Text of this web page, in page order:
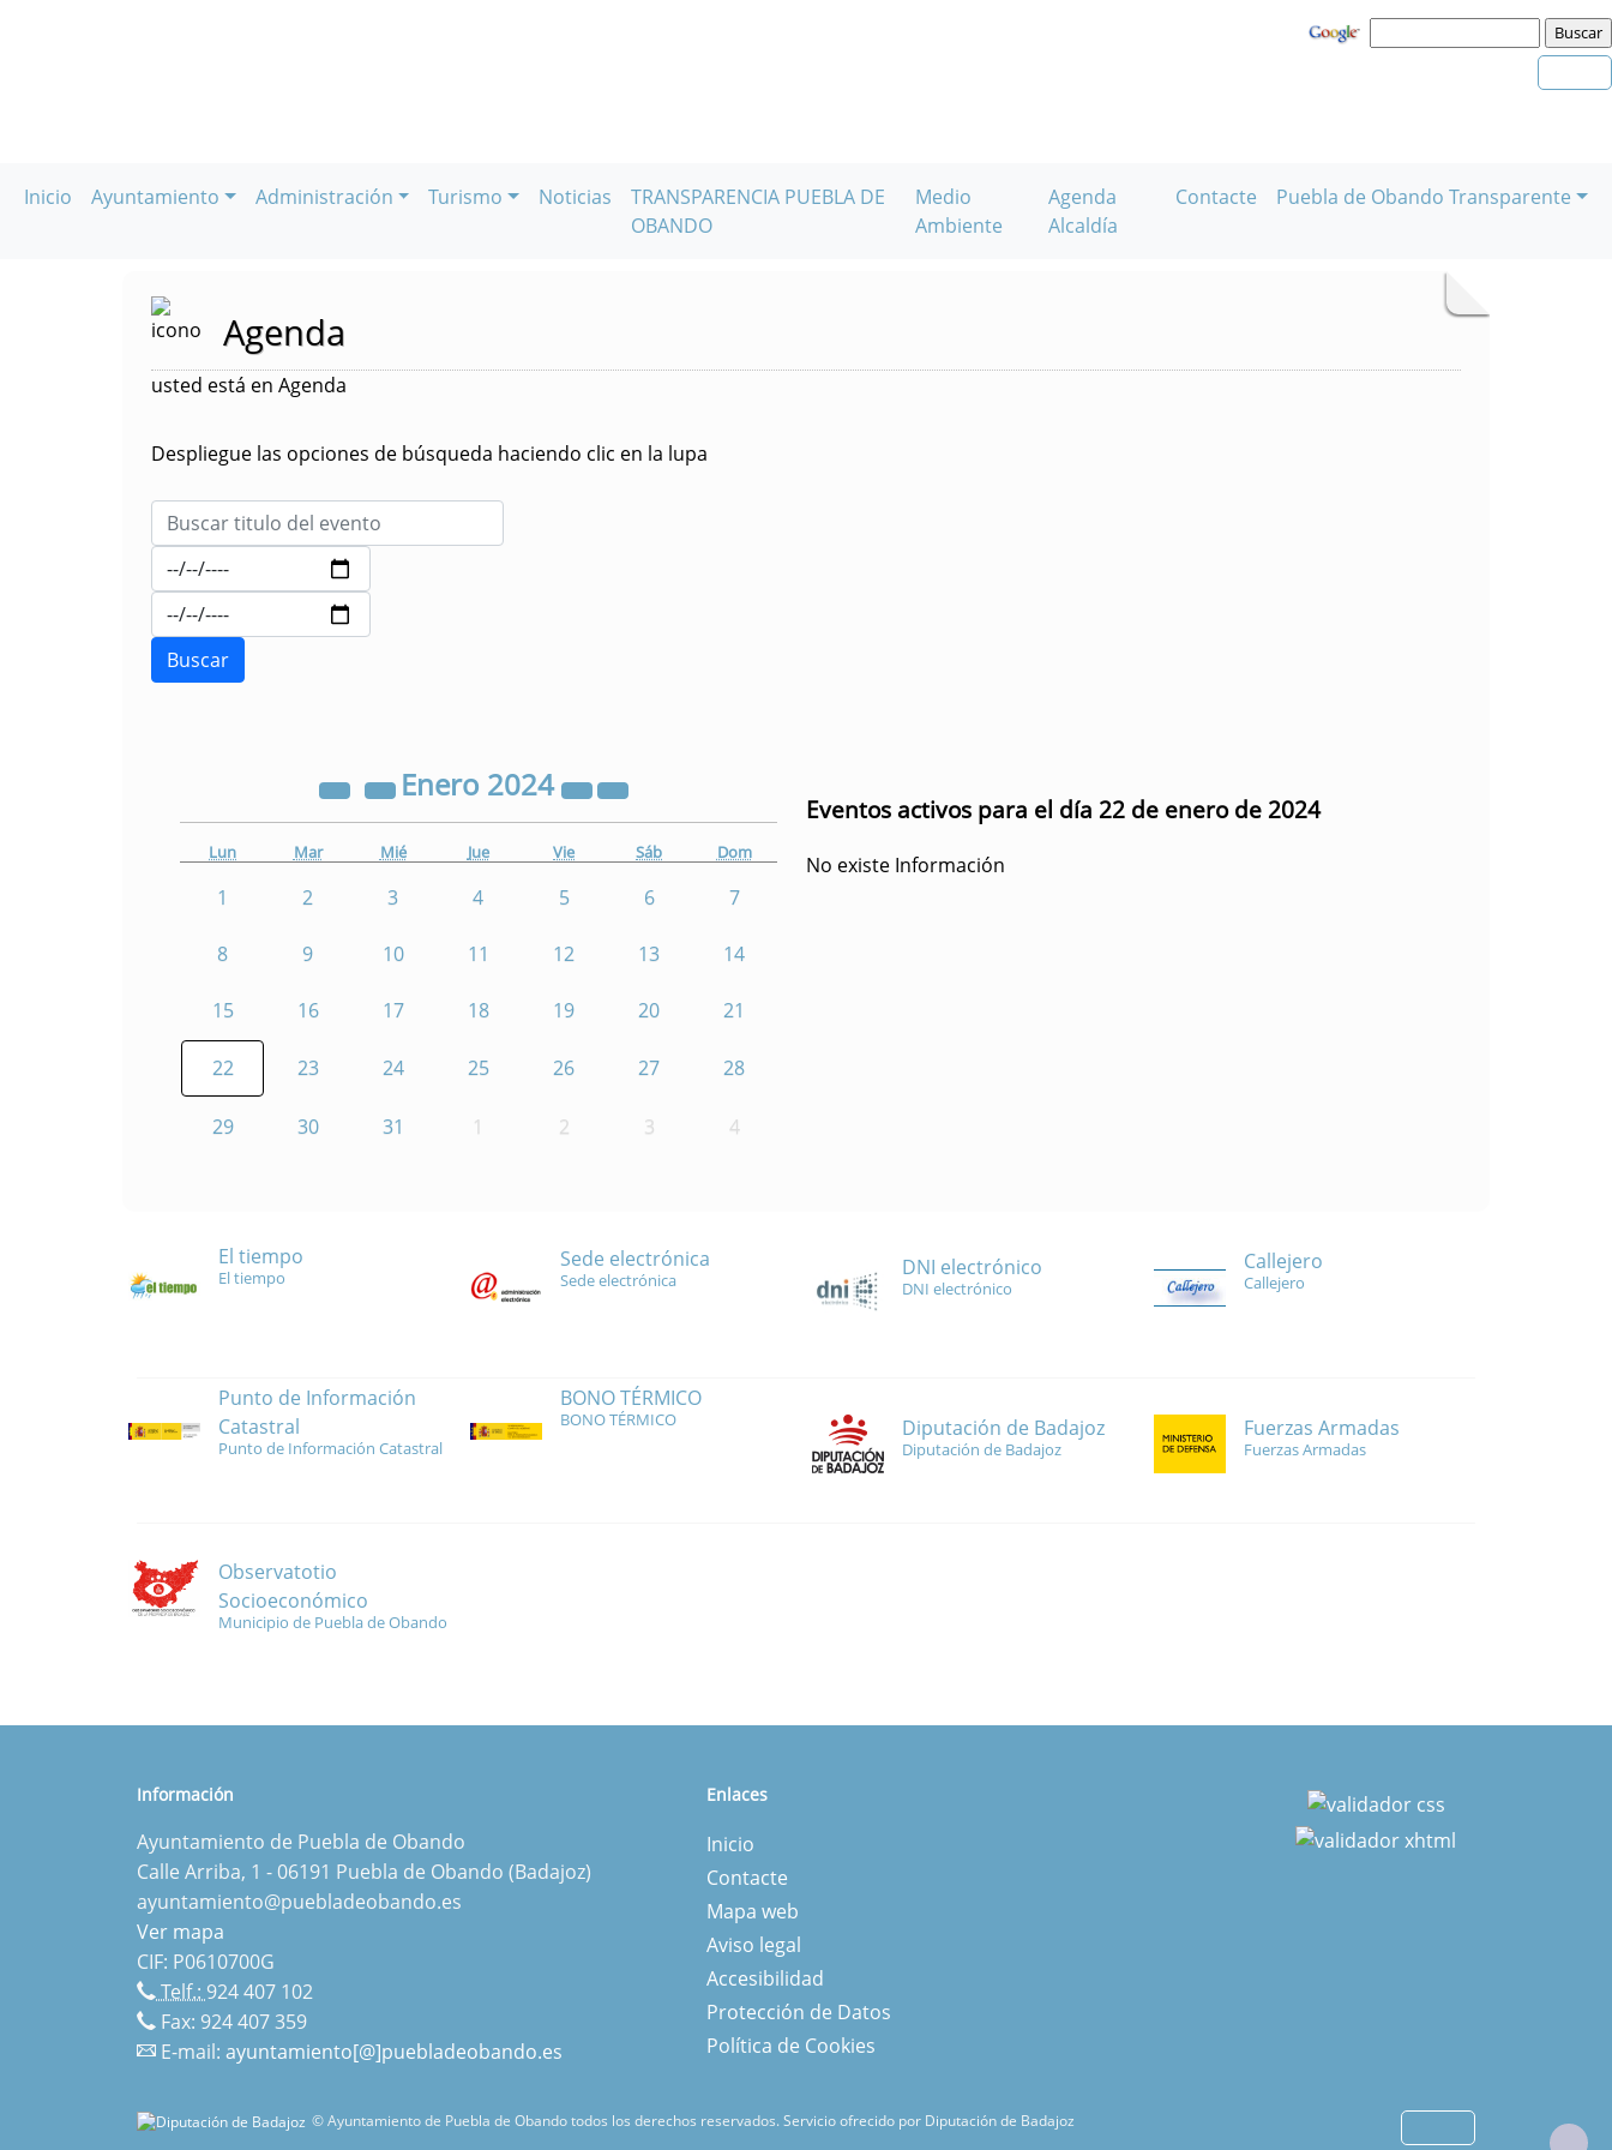
Inicio Ayuntamiento Administración Turismo Noticias
TRANSPARENCIA PUEBLA DE
OBANDO
Medio
Ambiente
Agenda
Alcaldía
Contacte Puebla de Obando Transparente
Agenda
usted está en Agenda
Despliegue las opciones de búsqueda haciendo clic en la lupa
Enero 2024
Lun Mar Mié Jue Vie Sáb Dom
1 2 3 4 5 6 7
8 9 10 11 12 13 14
15 16 17 18 19 20 21
22 23 24 25 26 27 28
29 30 31 1 2 3 4
Eventos activos para el día 22 de enero de 2024
No existe Información
El tiempo
El tiempo
Sede electrónica
Sede electrónica DNI electrónico
DNI electrónico
Callejero
Callejero
Punto de Información
Catastral
Punto de Información Catastral
BONO TÉRMICO
BONO TÉRMICO Diputación de Badajoz
Diputación de Badajoz
Fuerzas Armadas
Fuerzas Armadas
Observatotio
Socioeconómico
Municipio de Puebla de Obando
Información
Ayuntamiento de Puebla de Obando
Calle Arriba, 1 - 06191 Puebla de Obando (Badajoz)
ayuntamiento@puebladeobando.es
Ver mapa
CIF: P0610700G
Telf.:924 407 102
Fax: 924 407 359
E-mail: ayuntamiento[@]puebladeobando.es
Enlaces
Inicio
Contacte
Mapa web
Aviso legal
Accesibilidad
Protección de Datos
Política de Cookies
© Ayuntamiento de Puebla de Obando todos los derechos reservados.Servicio ofrecido por Diputación de Badajoz